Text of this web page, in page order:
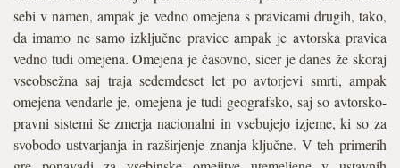
sebi v namen, ampak je vedno omejena s pravicami drugih, tako,
da imamo ne samo izključne pravice ampak je avtorska pravica
vedno tudi omejena. Omejena je časovno, sicer je danes že skoraj
vseobsežna saj traja sedemdeset let po avtorjevi smrti, ampak
omejena vendarle je, omejena je tudi geografsko, saj so avtorsko-
pravni sistemi še zmerja nacionalni in vsebujejo izjeme, ki so za
svobodo ustvarjanja in razširjenje znanja ključne. V teh primerih